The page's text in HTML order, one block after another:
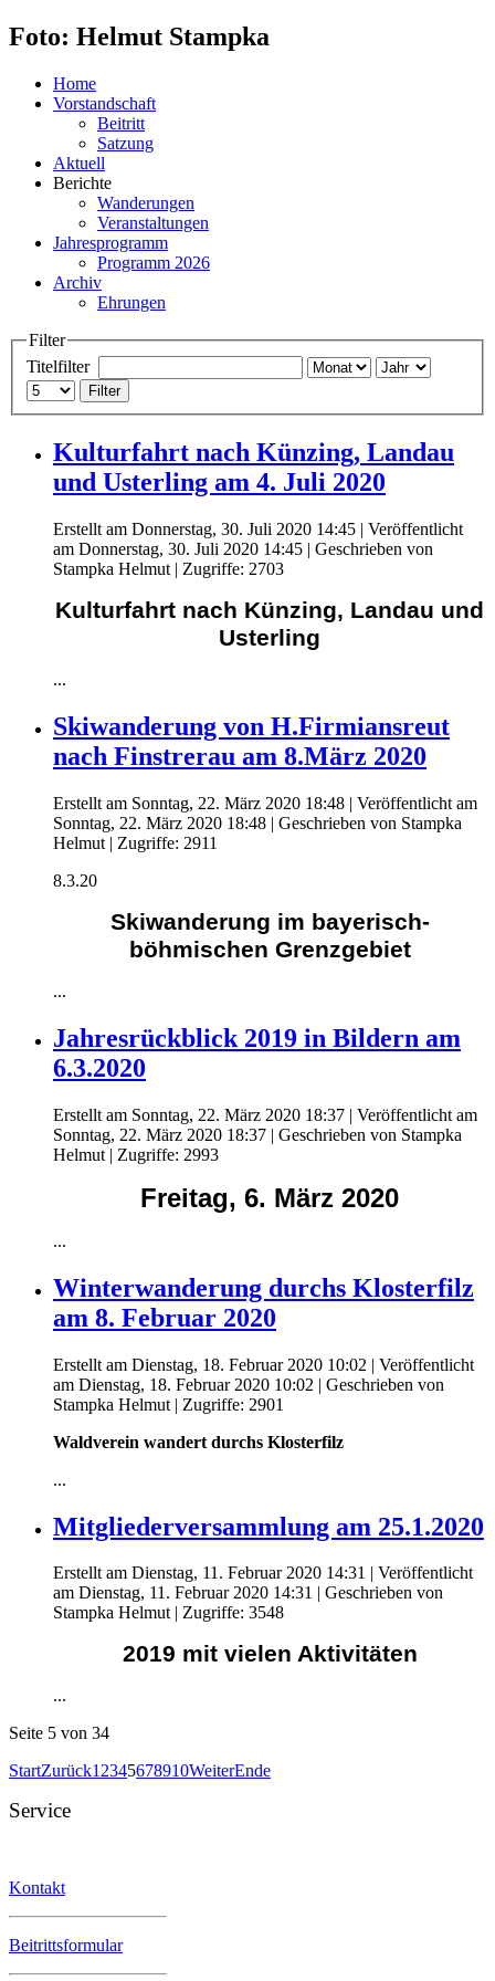
Foto: Helmut Stampka
Home
Vorstandschaft
Beitritt
Satzung
Aktuell
Berichte
Wanderungen
Veranstaltungen
Jahresprogramm
Programm 2026
Archiv
Ehrungen
Filter
Titelfilter
Filter
Kulturfahrt nach Künzing, Landau
und Usterling am 4. Juli 2020
Erstellt am Donnerstag, 30. Juli 2020 14:45 | Veröffentlicht
am Donnerstag, 30. Juli 2020 14:45 | Geschrieben von
Stampka Helmut | Zugriffe: 2703
Kulturfahrt nach Künzing, Landau und
Usterling
...
Skiwanderung von H.Firmiansreut
nach Finstrerau am 8.März 2020
Erstellt am Sonntag, 22. März 2020 18:48 | Veröffentlicht am
Sonntag, 22. März 2020 18:48 | Geschrieben von Stampka
Helmut | Zugriffe: 2911
8.3.20
Skiwanderung im bayerisch-
böhmischen Grenzgebiet
...
Jahresrückblick 2019 in Bildern am
6.3.2020
Erstellt am Sonntag, 22. März 2020 18:37 | Veröffentlicht am
Sonntag, 22. März 2020 18:37 | Geschrieben von Stampka
Helmut | Zugriffe: 2993
Freitag, 6. März 2020
...
Winterwanderung durchs Klosterfilz
am 8. Februar 2020
Erstellt am Dienstag, 18. Februar 2020 10:02 | Veröffentlicht
am Dienstag, 18. Februar 2020 10:02 | Geschrieben von
Stampka Helmut | Zugriffe: 2901
Waldverein wandert durchs Klosterfilz
...
Mitgliederversammlung am 25.1.2020
Erstellt am Dienstag, 11. Februar 2020 14:31
Veröffentlicht
am Dienstag, 11. Februar 2020 14:31
Geschrieben von
Stampka Helmut| Zugriffe: 3548
2019 mit vielen Aktivitäten
...
Seite 5 von 34
StartZurück12345678910WeiterEnde
Service
Kontakt
Beitrittsformular